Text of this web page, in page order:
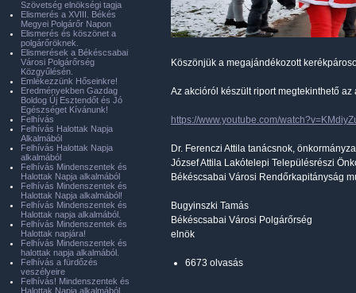
Köszönjük a megajándékozott
Az akcióról készült riport megtekinthető az
https://www.youtube.com/
Dr. Ferenczi Attila tanácsnok,
József Attila Lakótelepi Településrészi
Békéscsabai Városi Rendőrkapitányság
Bugyinszki Tamás
Békéscsabai Városi Polgárőrség
elnök
6673 olvasás
Szövetség elnökségi tagja
Elismerés a XVIII. Békés
Megyei Polgárőr Napon
Elismerés és köszönet a
polgárőröknek.
Elismerések a Békéscsabai
Városi Polgárőrség
Közgyűlésén.
Emlékezzünk Hőseinkre!
Eredményekben Gazdag
Boldog Új Esztendőt és Jó
Egészséget Kívánunk!
Felhívás
Felhívás Halottak Napja
Alkalmából
Felhívás Halottak Napja
alkalmából
Felhívás Mindenszentek és
Halottak Napja alkalmából
Felhívás Mindenszentek és
Halottak Napja alkalmából!
Felhívás Mindenszentek és
Halottak napja alkalmából.
Felhívás Mindenszentek és
Halottak napjára!
Felhívás Mindenszentek és
halottak napja alkalmából.
Felhívás a fürdőzés
veszélyeire
Felhívás! Mindenszentek és
Halottak Napja alkalmából